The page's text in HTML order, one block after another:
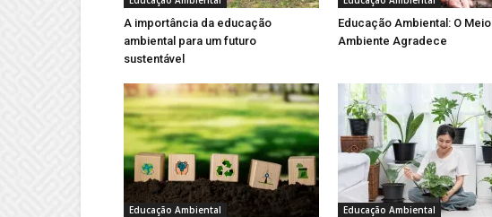
A importância da educação
ambiental para um futuro
sustentável
Educação Ambiental: O Meio
Ambiente Agradece
Educação Ambiental Educação Ambiental